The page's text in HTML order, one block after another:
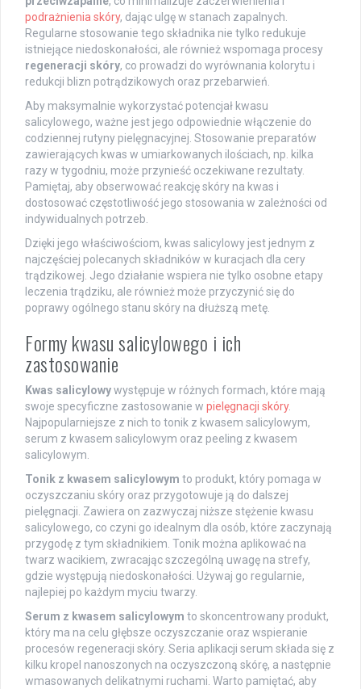
podrażnienia skóry, dając ulgę w stanach zapalnych.
Regularne stosowanie tego składnika nie tylko redukuje
istniejące niedoskonałości, ale również wspomaga procesy
regeneracji skóry, co prowadzi do wyrównania kolorytu i
redukcji blizn potrądzikowych oraz przebarwień.
Aby maksymalnie wykorzystać potencjał kwasu
salicylowego, ważne jest jego odpowiednie włączenie do
codziennej rutyny pielęgnacyjnej. Stosowanie preparatów
zawierających kwas w umiarkowanych ilościach, np. kilka
razy w tygodniu, może przynieść oczekiwane rezultaty.
Pamiętaj, aby obserwować reakcję skóry na kwas i
dostosować częstotliwość jego stosowania w zależności od
indywidualnych potrzeb.
Dzięki jego właściwościom, kwas salicylowy jest jednym z
najczęściej polecanych składników w kuracjach dla cery
trądzikowej. Jego działanie wspiera nie tylko osobne etapy
leczenia trądziku, ale również może przyczynić się do
poprawy ogólnego stanu skóry na dłuższą metę.
Formy kwasu salicylowego i ich
zastosowanie
Kwas salicylowywystępuje w różnych formach, które mają
swoje specyficzne zastosowanie w pielęgnacji skóry.
Najpopularniejsze z nich to tonik z kwasem salicylowym,
serum z kwasem salicylowym oraz peeling z kwasem
salicylowym.
Tonik z kwasem salicylowym to produkt, który pomaga w
oczyszczaniu skóry oraz przygotowuje ją do dalszej
pielęgnacji. Zawiera on zazwyczaj niższe stężenie kwasu
salicylowego, co czyni go idealnym dla osób, które zaczynają
przygodę z tym składnikiem. Tonik można aplikować na
twarz wacikiem, zwracając szczególną uwagę na strefy,
gdzie występują niedoskonałości. Używaj go regularnie,
najlepiej po każdym myciu twarzy.
Serum z kwasem salicylowym to skoncentrowany produkt,
który ma na celu głębsze oczyszczanie oraz wspieranie
procesów regeneracji skóry. Seria aplikacji serum składa się z
kilku kropel nanoszonych na oczyszczoną skórę, a następnie
wmasowanych delikatnymi ruchami. Warto pamiętać, aby